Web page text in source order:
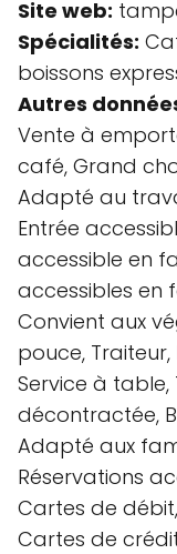
Site web:
Spécialités:
boissons
Autres
Vente à
café, Grand
Adapté au
Entrée
accessible en
accessibles en
Convient aux
pouce, Traiteur,
Service à table,
décontractée,
Adapté aux
Réservations
Cartes de
Cartes de